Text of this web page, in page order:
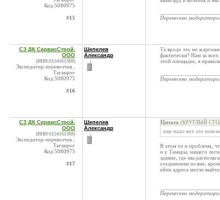
Код:5080975
#15
Перенесено
СЗ ДК СервисСтрой,
ООО
(ИНН:6154161369)
Экспедитор-перевозчик ,
Таганрог
Код:5080975
#16
Шепелев
Александр
Та вроде это не
фактически? Нам за
этой площадке, я
Перенесено
СЗ ДК СервисСтрой,
ООО
(ИНН:6154161369)
Экспедитор-перевозчик ,
Таганрог
Код:5080975
#17
Шепелев
Александр
Цитата (КРУГЛЫЙ
еще надо вот это
В этом то и проблема,
и у Тамары, нашего
здание, где мы
соединению из вне,
айпи адреса могли
Перенесено